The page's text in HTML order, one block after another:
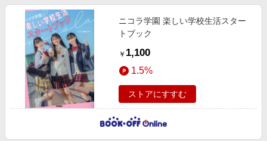
ニコラ学園 楽しい学校生活スター
トブック
￥ 1,100
1.5%
ストアにすすむ